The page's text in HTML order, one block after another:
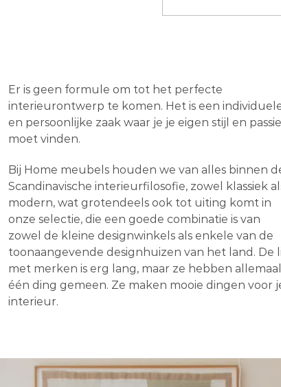
Er is geen formule om tot het perfecte
interieurontwerp te komen. Het is een
en persoonlijke zaak waar je je eigen stijl en passie
moet vinden.
Bij Home meubels houden we van alles binnen
Scandinavische interieurfilosofie, zowel klassiek
modern, wat grotendeels ook tot uiting komt in
onze selectie, die een goede combinatie is van
zowel de kleine designwinkels als enkele van de
toonaangevende designhuizen van het land. De
met merken is erg lang, maar ze hebben allemaal
één ding gemeen. Ze maken mooie dingen voor
interieur.